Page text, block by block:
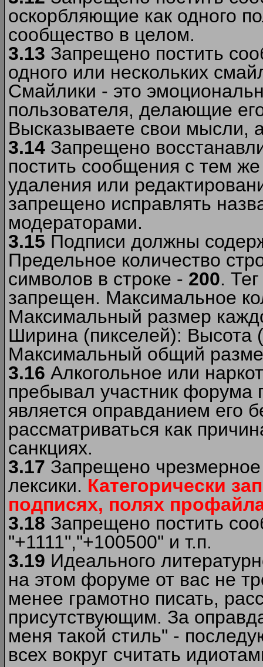
оскорбляющие как одного
сообщество в целом.
3.13 Запрещено постить
одного или нескольких
Смайлики - это
пользователя, делающие
Высказываете свои мысли,
3.14 Запрещено
постить сообщения с тем
удаления или
запрещено исправлять
модераторами.
3.15 Подписи должны
Предельное количество
символов в строке - 200.
запрещен. Максимальное
Максимальный размер
Ширина (пикселей): Высота
Максимальный общий
3.16 Алкогольное или
пребывал участник форума
является оправданием его
рассматриваться как
санкциях.
3.17 Запрещено
лексики. Категорически
подписях, полях
3.18 Запрещено постить
"+1111","+100500" и т.п.
3.19 Идеального
на этом форуме от вас не
менее грамотно писать,
присутствующим. За
меня такой стиль" -
всех вокруг считать